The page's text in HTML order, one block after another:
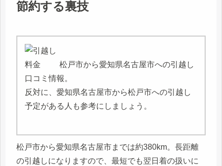
節約する裏技
松戸市から愛知県名古屋市への引越し
口コミ情報。
反対に、愛知県名古屋市から松戸市への引越し
予定がある人も参考にしましょう。
松戸市から愛知県名古屋市までは約380km。長距離
の引越しになりますので、最短でも翌日着の扱いに